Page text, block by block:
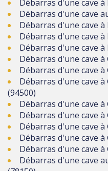
Débarras d'une cave
Débarras d'une cave
Débarras d'une cave à
Débarras d'une cave à
Débarras d'une cave
Débarras d'une cave à
Débarras d'une cave à
Débarras d'une cave
(94500)
Débarras d'une cave
Débarras d'une cave
Débarras d'une cave à
Débarras d'une cave à
Débarras d'une cave à
Débarras d'une cave